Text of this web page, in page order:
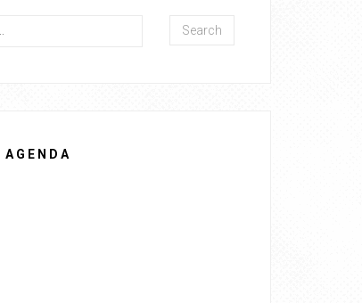
Search
AGENDA